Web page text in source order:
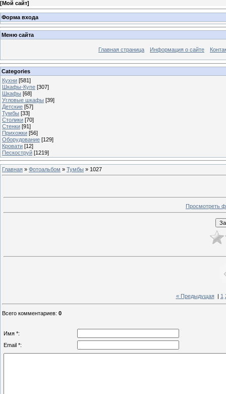
[Мой сайт]
Форма входа
Меню сайта
Главная страница Информация о сайте
Categories
Кухни [581]
Шкафы-Купе [307]
Шкафы [68]
Угловые шкафы [39]
Детские [57]
Тумбы [33]
Столики [70]
Стенки [91]
Прихожки [56]
Оборудование [129]
Кровати [12]
Пескоструй [1219]
Главная » Фотоальбом » Тумбы » 1027
Просмотреть
« Предыдущая| 1
Всего комментариев: 0
Имя *:
Email *: